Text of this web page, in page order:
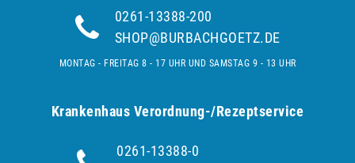
0261-13388-200
SHOP@BURBACHGOETZ.DE
MONTAG - FREITAG 8 - 17 UHR UND SAMSTAG 9 - 13 UHR
Krankenhaus Verordnung-/Rezeptservice
0261-13388-0